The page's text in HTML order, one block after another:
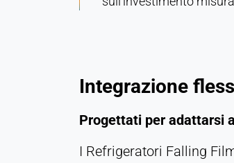
Integrazione
Progettati per adattarsi
I Refrigeratori Falling
Cookie
duration: